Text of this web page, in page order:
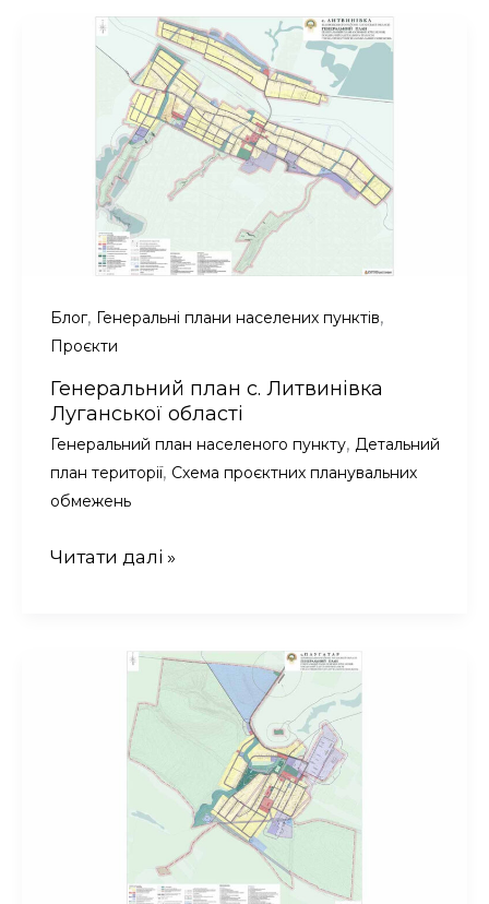
Луганської
області
Блог, Генеральні плани населених пунктів,
Проєкти
Генеральний план с. Литвинівка
Луганської області
Генеральний план населеного пункту, Детальний
план території, Схема проєктних планувальних
обмежень
Генеральний
Луганської
Читати далі »